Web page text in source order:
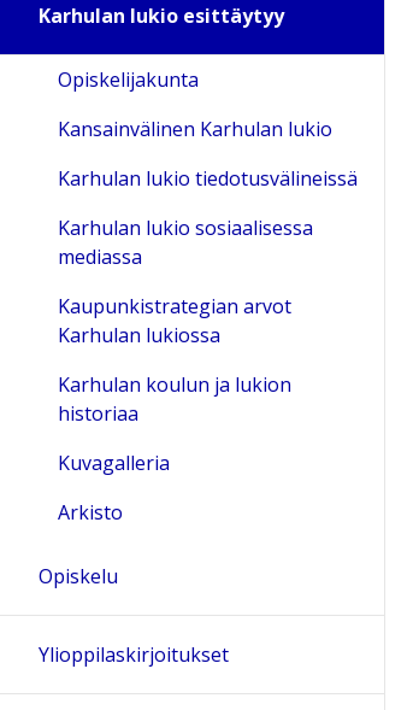
Karhulan lukio esittäytyy
Opiskelijakunta
Kansainvälinen Karhulan lukio
Karhulan lukio tiedotusvälineissä
Karhulan lukio sosiaalisessa
mediassa
Kaupunkistrategian arvot
Karhulan lukiossa
Karhulan koulun ja lukion
historiaa
Kuvagalleria
Arkisto
Opiskelu
Ylioppilaskirjoitukset